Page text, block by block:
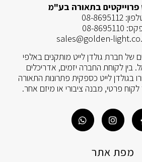
פרוייקטים בתאורה בע"מ
08-8695112
08-8695110
sales@golden-
של חברת גולדן לייט מותקנים באלפי
בין לקוחת החברה יזמים, אדריכלים
בגולדן לייט כספקית פתרונות התאורה
פרטי, מבנה ציבורי או מיזם אחר.
מפת אתר